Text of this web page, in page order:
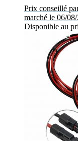
Prix conseillé
marché le 06/
Disponible au